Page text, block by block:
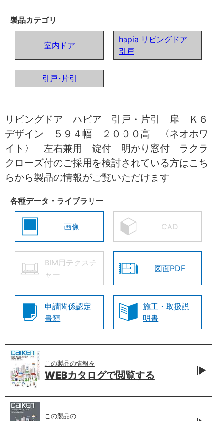
製品カテゴリ
室内ドア
hapia リビングドア
引戸
引戸･片引
リビングドア ハピア 引戸・片引 扉 Ｋ６
デザイン ５９４幅 ２０００高 〈ネオホワ
イト〉 左右兼用 錠付 明かり窓付 ラクラ
クローズ付のご採用を検討されている方はこち
らから製品の情報がご覧いただけます
各種データ・ライブラリー
画像 CAD
BIM用テクスチ
ャー
図面PDF
申請関係認定
書類
施工・取扱説
明書
この製品の情報を
WEBカタログで閲覧する
この製品の